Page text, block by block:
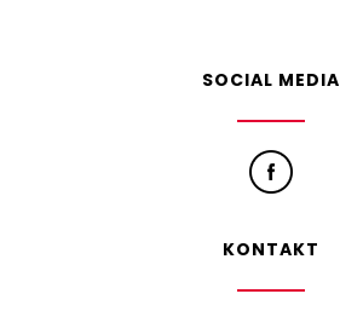
SOCIAL MEDIA
KONTAKT